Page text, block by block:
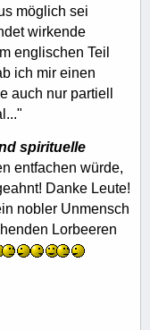
möglich sei
wirkende
englischen Teil
ich mir einen
auch nur partiell
spirituelle
entfachen würde,
Danke Leute!
nobler Unmensch
Lorbeeren